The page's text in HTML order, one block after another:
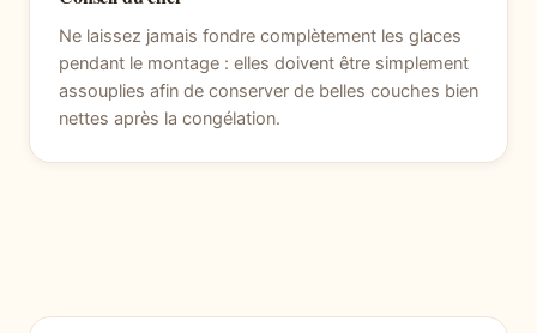
Ne laissez jamais fondre complètement les glaces
pendant le montage : elles doivent être simplement
assouplies afin de conserver de belles couches bien
nettes après la congélation.